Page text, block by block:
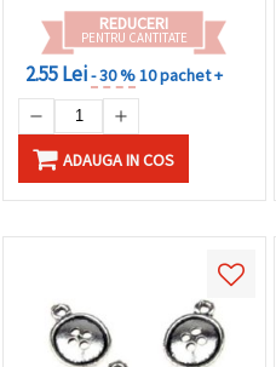
REDUCERI
PENTRU CANTITATE
2.55 Lei- 30 %10 pachet +
ADAUGA IN COS